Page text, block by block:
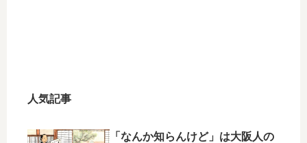
人気記事
「なんか知らんけど」は大阪人の